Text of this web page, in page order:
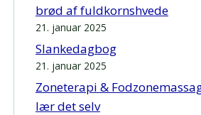
brød af fuldkornshvede
21. januar 2025
Slankedagbog
21. januar 2025
Zoneterapi &
lær det selv